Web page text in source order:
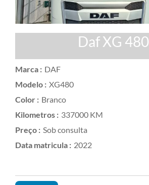
Daf XG 480
Marca : DAF
Modelo : XG480
Color : Branco
Kilometros : 337000 KM
Preço : Sob consulta
Data matricula : 2022